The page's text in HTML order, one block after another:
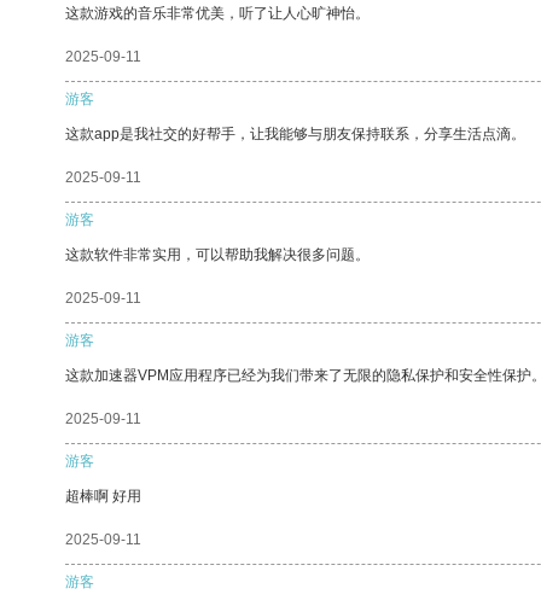
这款游戏的音乐非常优美，听了让人心旷神怡。
2025-09-11
游客
这款app是我社交的好帮手，让我能够与朋友保持联系，分享生活点滴。
2025-09-11
游客
这款软件非常实用，可以帮助我解决很多问题。
2025-09-11
游客
这款加速器VPM应用程序已经为我们带来了无限的隐私保护和安全性保护
2025-09-11
游客
超棒啊 好用
2025-09-11
游客